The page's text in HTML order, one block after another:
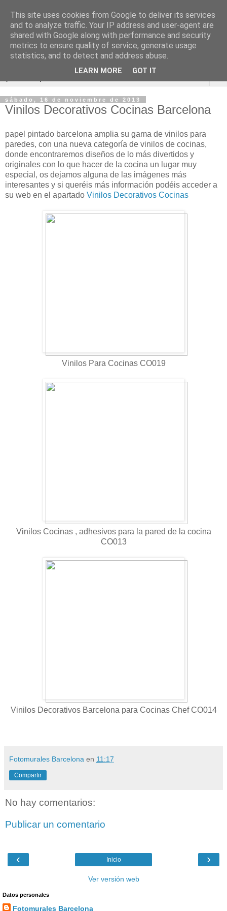
Vinilos Decorativos
Barcelona
sábado, 16 de noviembre de 2013
Vinilos Decorativos Cocinas Barcelona
papel pintado barcelona amplia su gama de vinilos para
paredes, con una nueva categoría de vinilos de cocinas,
donde encontraremos diseños de lo más divertidos y
originales con lo que hacer de la cocina un lugar muy
especial, os dejamos alguna de las imágenes más
interesantes y si queréis más información podéis acceder a
su web en el apartado Vinilos Decorativos Cocinas
Vinilos Para Cocinas CO019
Vinilos Cocinas , adhesivos para la pared de la cocina
CO013
Vinilos Decorativos Barcelona para Cocinas Chef CO014
Fotomurales Barcelona en 11:17
Compartir
No hay comentarios:
Publicar un comentario
‹ ›
Inicio
Ver versión web
Datos personales
Fotomurales Barcelona
This site uses cookies from Google to deliver its services
and to analyze traffic. Your IP address and user-agent are
shared with Google along with performance and security
metrics to ensure quality of service, generate usage
statistics, and to detect and address abuse.
LEARN MORE GOT IT